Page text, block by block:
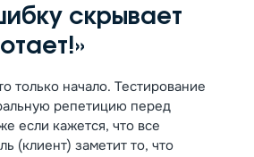
скрывает
только начало. Тестирование
репетицию перед
если кажется, что все
(клиент) заметит то, что